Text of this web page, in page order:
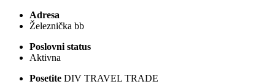
Adresa
Železnička bb
Poslovni status
Aktivna
Posetite DIV TRAVEL TRADE